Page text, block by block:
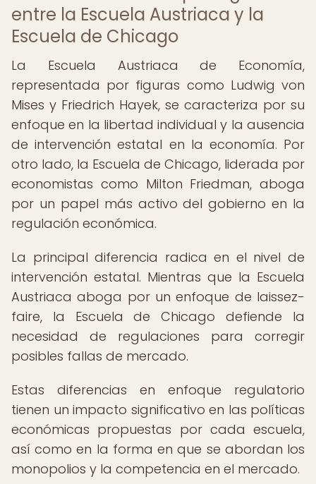
entre la Escuela Austriaca y la
Escuela de Chicago
La Escuela Austriaca de Economía,
representada por figuras como Ludwig von
Mises y Friedrich Hayek, se caracteriza por su
enfoque en la libertad individual y la ausencia
de intervención estatal en la economía. Por
otro lado, la Escuela de Chicago, liderada por
economistas como Milton Friedman, aboga
por un papel más activo del gobierno en la
regulación económica.
La principal diferencia radica en el nivel de
intervención estatal. Mientras que la Escuela
Austriaca aboga por un enfoque de laissez-
faire, la Escuela de Chicago defiende la
necesidad de regulaciones para corregir
posibles fallas de mercado.
Estas diferencias en enfoque regulatorio
tienen un impacto significativo en las políticas
económicas propuestas por cada escuela,
así como en la forma en que se abordan los
monopolios y la competencia en el mercado.